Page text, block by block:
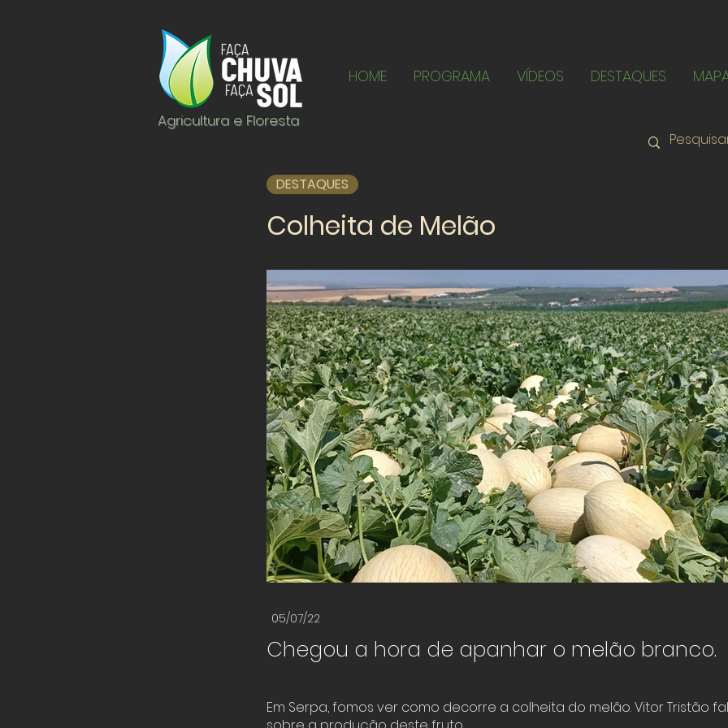
Agricultura e Floresta
HOME PROGRAMA VÍDEOS DESTAQUES
DESTAQUES
Colheita de Melão
Serpa, Alentejo
Click here
05/07/22
Chegou a hora de apanhar o melão branco.
Em Serpa, fomos ver como decorre a colheita do melão. Vitor Tristão